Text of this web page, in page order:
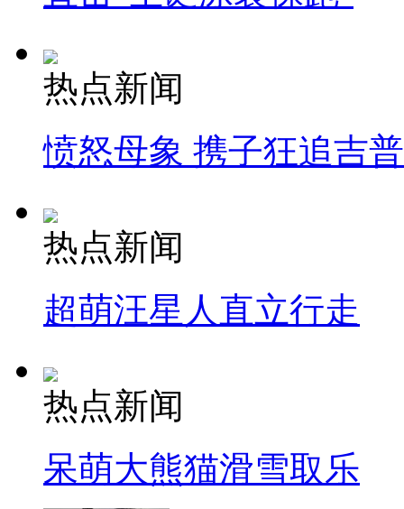
热点新闻
愤怒母象 携子狂追吉
热点新闻
超萌汪星人直立行走
热点新闻
呆萌大熊猫滑雪取乐